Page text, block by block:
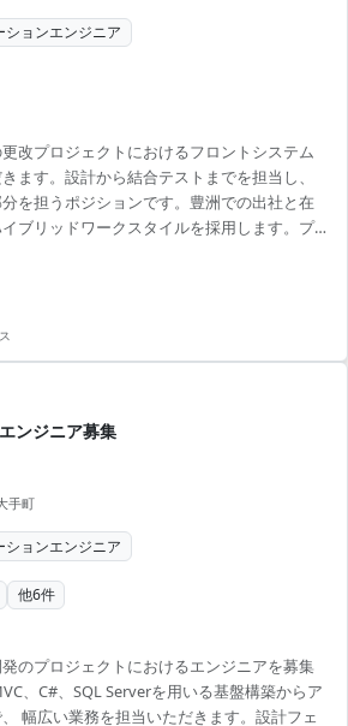
ションエンジニア
改プロジェクトにおけるフロントシステム
ます。設計から結合テストまでを担当し、
を担うポジションです。豊洲での出社と在
ブリッドワークスタイルを採用します。プ
トエンドの要件定義から設計までの作業 ・
計および結合テスト ・品質管理およびドキ
トメンバーとの調整および進捗管理 【アピ
ンジニア募集
手町
ションエンジニア
他6件
のプロジェクトにおけるエンジニアを募集
、C#、SQL Serverを用いる基盤構築からア
幅広い業務を担当いただきます。設計フェ